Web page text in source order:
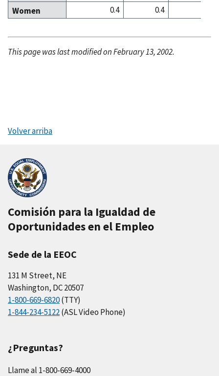
Women
0.4 0.4
This page was last modified on February 13, 2002.
Volver arriba
Comisión para la Igualdad de
Oportunidades en el Empleo
Sede de la EEOC
131 M Street, NE
Washington, DC 20507
1-800-669-6820(TTY)
1-844-234-5122(ASL Video Phone)
¿Preguntas?
Llame al 1-800-669-4000